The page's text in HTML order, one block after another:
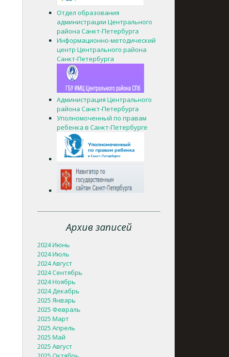
Отдел образования
администрации Центрального
района Санкт-Петербурга
Информационно-методический
центр Центрального района
Санкт-Петербурга
Администрация Центрального
района Санкт-Петербурга
Уполномоченный по правам
ребенка в Санкт-Петербурге
Архив записей
2024 Июнь
2024 Июль
2024 Август
2024 Сентябрь
2024 Ноябрь
2024 Декабрь
2025 Январь
2025 Февраль
2025 Март
2025 Апрель
2025 Май
2025 Август